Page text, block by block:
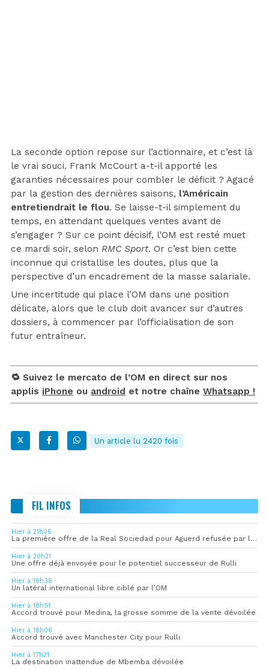
La seconde option repose sur l’actionnaire, et c’est là
le vrai souci. Frank McCourt a-t-il apporté les
garanties nécessaires pour combler le déficit ? Agacé
par la gestion des dernières saisons, l’Américain
entretiendrait le flou. Se laisse-t-il simplement du
temps, en attendant quelques ventes avant de
s’engager ? Sur ce point décisif, l’OM est resté muet
ce mardi soir, selon RMC Sport. Or c’est bien cette
inconnue qui cristallise les doutes, plus que la
perspective d’un encadrement de la masse salariale.
Une incertitude qui place l’OM dans une position
délicate, alors que le club doit avancer sur d’autres
dossiers, à commencer par l’officialisation de son
futur entraîneur.
🔁 Suivez le mercato de l’OM en direct sur nos
applis iPhone ou android et notre chaîne Whatsapp !
Un article lu 2420 fois
FIL INFOS
Hier à 21h06
La première offre de la Real Sociedad pour Aguerd refusée par l’OM
Hier à 20h21
Une offre déjà envoyée pour le potentiel successeur de Rulli
Hier à 19h36
Un latéral international libre ciblé par l’OM
Hier à 18h51
Accord trouvé pour Medina, la grosse somme de la vente dévoilée
Hier à 18h06
Accord trouvé avec Manchester City pour Rulli
Hier à 17h21
La destination inattendue de Mbemba dévoilée